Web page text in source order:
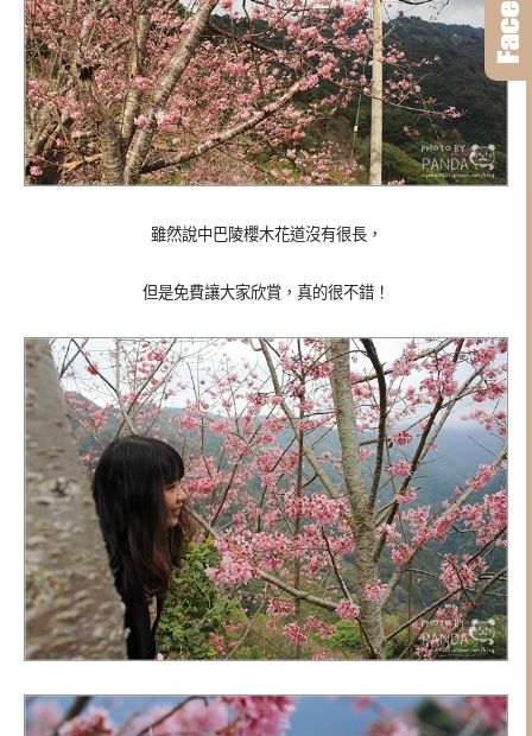
雖然說中巴陵櫻木花道沒有很長，
但是免費讓大家欣賞，真的很不錯！